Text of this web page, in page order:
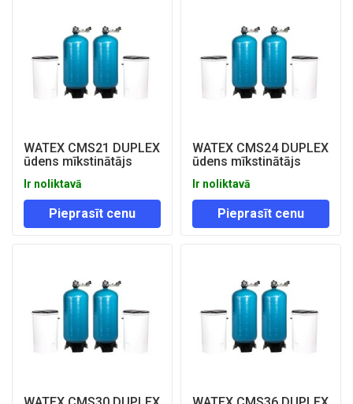
WATEX CMS21 DUPLEX
ūdens mīkstinātājs
Ir noliktavā
Pieprasīt cenu
WATEX CMS24 DUPLEX
ūdens mīkstinātājs
Ir noliktavā
Pieprasīt cenu